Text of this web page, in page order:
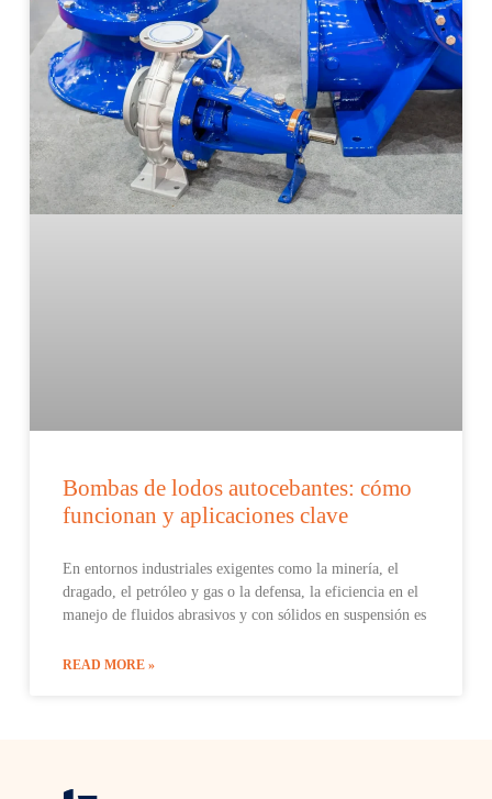
Bombas de lodos autocebantes: cómo
funcionan y aplicaciones clave
En entornos industriales exigentes como la minería, el
dragado, el petróleo y gas o la defensa, la eficiencia en el
manejo de fluidos abrasivos y con sólidos en suspensión es
READ MORE »